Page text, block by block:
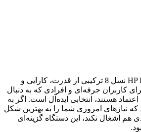
HP ProDesk 600 G4 Core i5 نسل 8 ترکیبی از قدرت، کارایی و
کاربران حرفه‌ای و افرادی که به دنبال
هستند، انتخابی ایده‌آل است. اگر به
نیازهای امروزی شما را به بهترین شکل
هم اشغال نکند، این دستگاه گزینه‌ای